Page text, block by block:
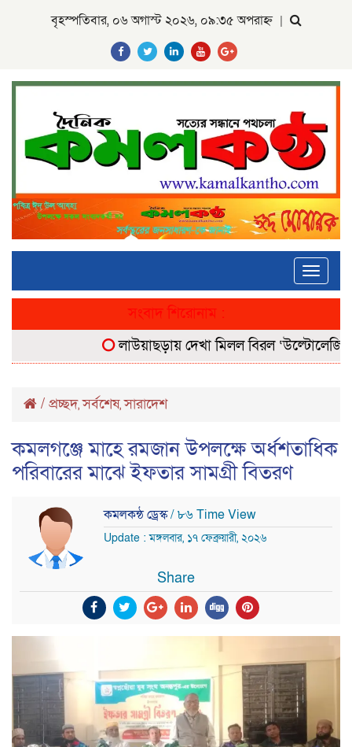
বৃহস্পতিবার, ০৬ অগাস্ট ২০২৬, ০৯:৩৫ অপরাহ্ন |
Toggle
সংবাদ শিরোনাম :
লাউয়াছড়ায় দেখা মিলল বিরল ‘উল্টোলেজি’
/ প্রচ্ছদ,সর্বশেষ,সারাদেশ
কমলগঞ্জে মাহে রমজান উপলক্ষে অর্ধশতাধিক
পরিবারের মাঝে ইফতার সামগ্রী বিতরণ
কমলকন্ঠ ড্রেস্ক/ ৮৬ Time View
Update : মঙ্গলবার, ১৭ ফেব্রুয়ারী, ২০২৬
Share